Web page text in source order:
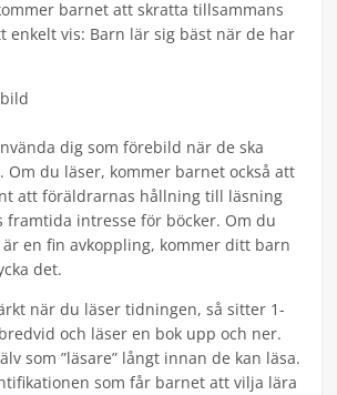
barnet att skratta tillsammans
enkelt vis: Barn lär sig bäst när de har
dig som förebild när de ska
Om du läser, kommer barnet också att
att föräldrarnas hållning till läsning
framtida intresse för böcker. Om du
en fin avkoppling, kommer ditt barn
det.
när du läser tidningen, så sitter 1-
och läser en bok upp och ner.
som ”läsare” långt innan de kan läsa.
som får barnet att vilja lära